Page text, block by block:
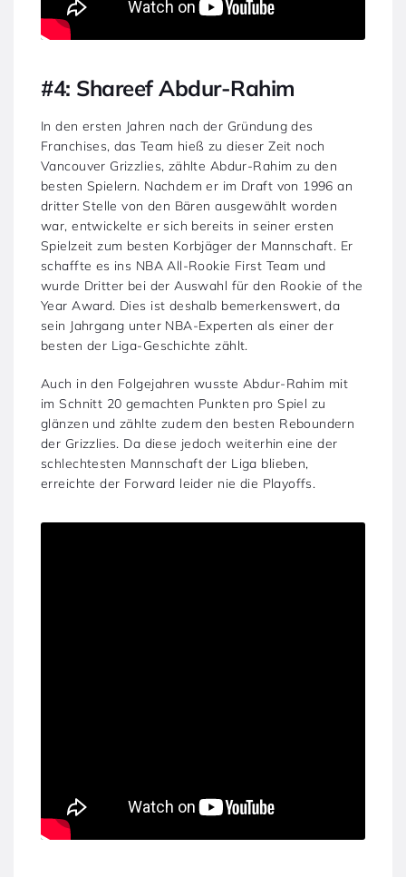
#4: Shareef Abdur-Rahim
In den ersten Jahren nach der Gründung des
Franchises, das Team hieß zu dieser Zeit noch
Vancouver Grizzlies, zählte Abdur-Rahim zu den
besten Spielern. Nachdem er im Draft von 1996 an
dritter Stelle von den Bären ausgewählt worden
war, entwickelte er sich bereits in seiner ersten
Spielzeit zum besten Korbjäger der Mannschaft. Er
schaffte es ins NBA All-Rookie First Team und
wurde Dritter bei der Auswahl für den Rookie of the
Year Award. Dies ist deshalb bemerkenswert, da
sein Jahrgang unter NBA-Experten als einer der
besten der Liga-Geschichte zählt.
Auch in den Folgejahren wusste Abdur-Rahim mit
im Schnitt 20 gemachten Punkten pro Spiel zu
glänzen und zählte zudem den besten Reboundern
der Grizzlies. Da diese jedoch weiterhin eine der
schlechtesten Mannschaft der Liga blieben,
erreichte der Forward leider nie die Playoffs.